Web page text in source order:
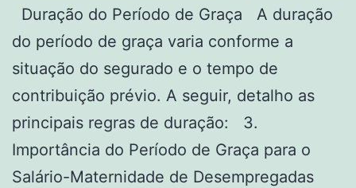
Duração do Período de Graça A duração
do período de graça varia conforme a
situação do segurado e o tempo de
contribuição prévio. A seguir, detalho as
principais regras de duração: 3.
Importância do Período de Graça para o
Salário-Maternidade de Desempregadas